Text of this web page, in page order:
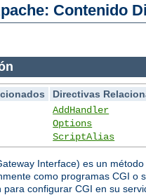
Contenido
Directivas
AddHandler
Options
ScriptAlias
Interface) es un
como programas CGI o
para configurar CGI en su